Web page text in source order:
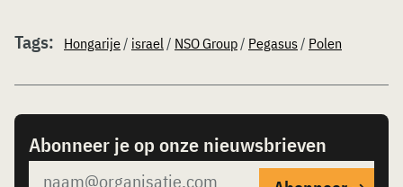
Tags: Hongarije/ israel/ NSO Group/ Pegasus/ Polen
Abonneer je op onze nieuwsbrieven